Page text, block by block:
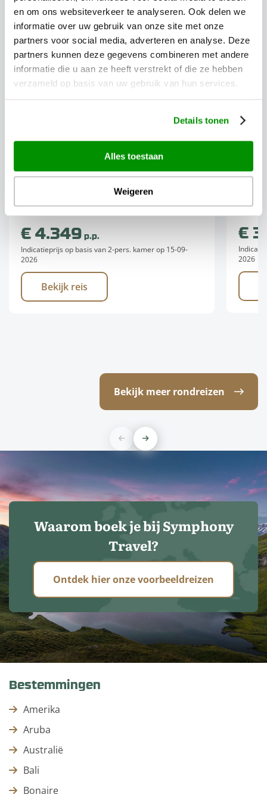
en om ons websiteverkeer te analyseren. Ook delen we
informatie over uw gebruik van onze site met onze
partners voor social media, adverteren en analyse. Deze
partners kunnen deze gegevens combineren met andere
informatie die u aan ze heeft verstrekt of die ze hebben
verzameld op basis van uw gebruik van hun services.
Details tonen
Alles toestaan
Weigeren
Autoreizen
Canada
British Columbia, Alberta en de Rocky
Mountains vormen zonder twijfel unieke
hoogtepunten tijdens een bezoek aan
West-Canada. Maak tijdens...
€ 4.349p.p.
Indicatieprijs op basis van 2-pers. kamer op 15-09-
2026
Bekijk reis
€
2026
Bekijk meer rondreizen
Waarom boek je bij Symphony
Travel?
Ontdek hier onze voorbeeldreizen
Bestemmingen
Amerika
Aruba
Australië
Bali
Bonaire